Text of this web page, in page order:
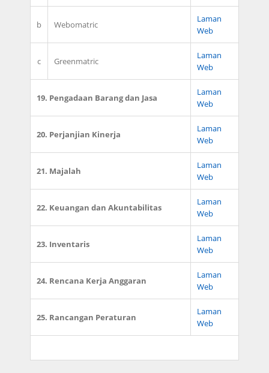
b Webomatric
Laman
Web
c Greenmatric
Laman
Web
19. Pengadaan Barang dan Jasa
Laman
Web
20. Perjanjian Kinerja
Laman
Web
21. Majalah
Laman
Web
22. Keuangan dan Akuntabilitas
Laman
Web
23. Inventaris
Laman
Web
24. Rencana Kerja Anggaran
Laman
Web
25. Rancangan Peraturan
Laman
Web